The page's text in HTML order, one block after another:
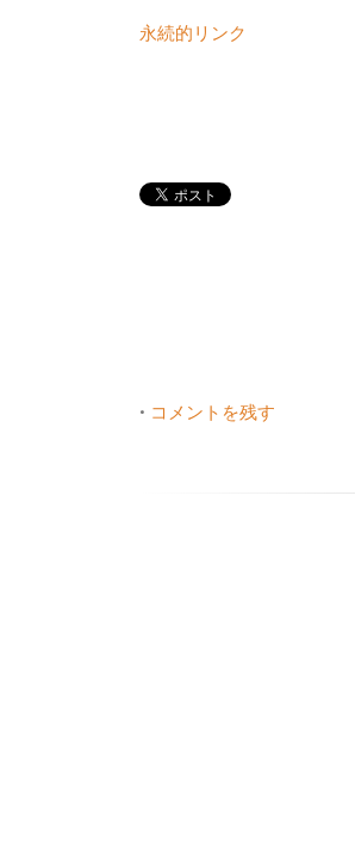
永続的リンク
• コメントを残す